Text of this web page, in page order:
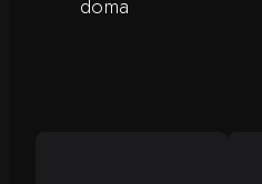
doma